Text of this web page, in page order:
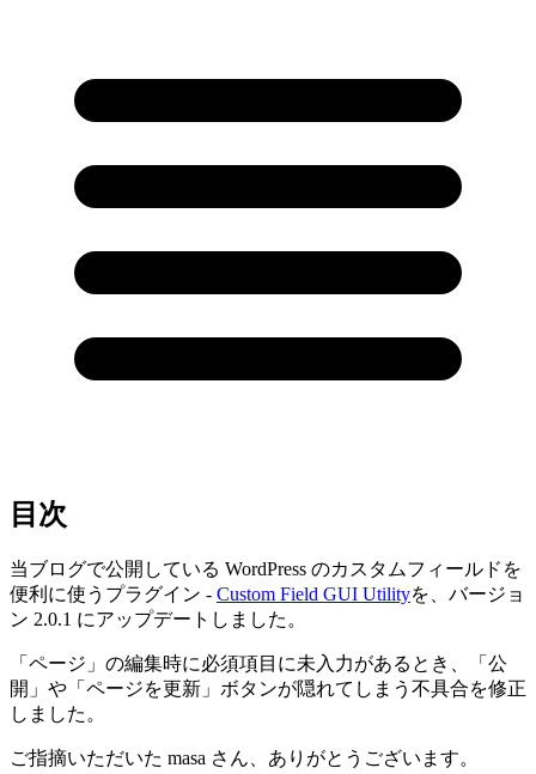
目次
当ブログで公開している WordPress のカスタムフィールドを
便利に使うプラグイン - Custom Field GUI Utilityを、バージョ
ン 2.0.1 にアップデートしました。
「ページ」の編集時に必須項目に未入力があるとき、「公
開」や「ページを更新」ボタンが隠れてしまう不具合を修正
しました。
ご指摘いただいた masa さん、ありがとうございます。